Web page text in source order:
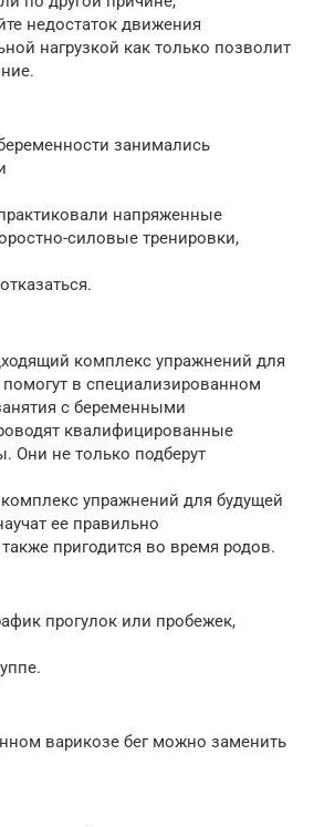
недостаток движения
нагрузкой как только позволит
занимались
напряженные
силовые тренировки,
комплекс упражнений для
в специализированном
с беременными
квалифицированные
Они не только подберут
упражнений для будущей
ее правильно
пригодится во время родов.
прогулок или пробежек,
варикозе бег можно заменить